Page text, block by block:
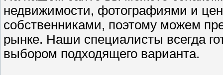
недвижимости, фотографиями и
собственниками, поэтому можем
рынке. Наши специалисты всегда
выбором подходящего варианта.